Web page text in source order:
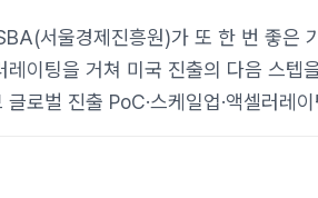
서울경제진흥원)가 또 한 번 좋은
이팅을 거쳐 미국 진출의 다음 스텝
로벌 진출 PoC·스케일업·액셀러레